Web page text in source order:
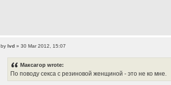
bylvd » 30 Mar 2012, 15:07
Максагор wrote:
По поводу секса с резиновой женщиной - это не ко мне.